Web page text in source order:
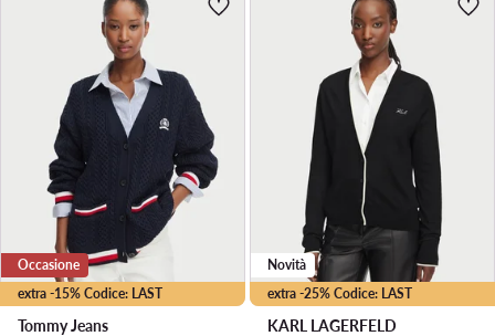
extra -15% Codice: LAST
Occasione
Tommy Jeans
extra -25% Codice: LAST
Novità
KARL LAGERFELD